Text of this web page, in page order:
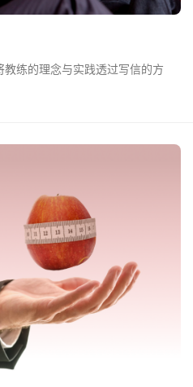
练的理念与实践透过写信的方